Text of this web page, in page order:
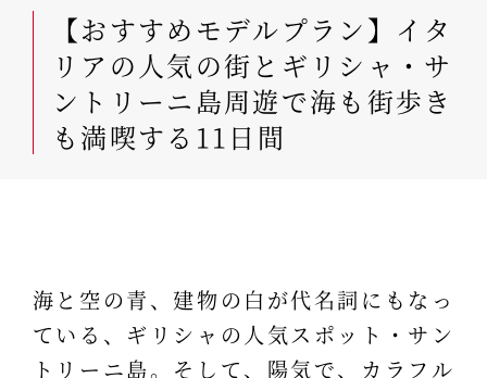
【おすすめモデルプラン】イタ
リアの人気の街とギリシャ・サ
ントリーニ島周遊で海も街歩き
も満喫する11日間
海と空の青、建物の白が代名詞にもなっ
ている、ギリシャの人気スポット・サン
トリーニ島。そして、陽気で、カラフル